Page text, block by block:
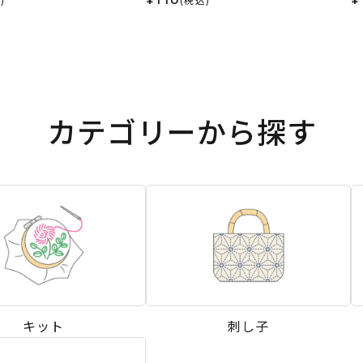
カテゴリーから探す
キット 刺し子